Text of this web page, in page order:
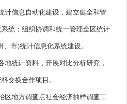
信息自动化建设，建立健全和管
统；组织协调和统一管理全区统计
市)统计信息化系统建设。
统计资料，开展对比分析研究，
交换合作项目。
地方调查点社会经济抽样调查工